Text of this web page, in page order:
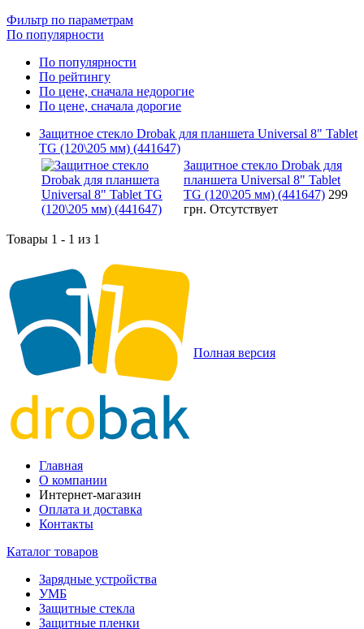
Фильтр по параметрам
По популярности
По популярности
По рейтингу
По цене, сначала недорогие
По цене, сначала дорогие
Защитное стекло Drobak для планшета Universal 8" Tablet
TG (120\205 мм) (441647)
Защитное стекло Drobak для
планшета Universal 8" Tablet
TG (120\205 мм) (441647) 299
грн. Отсутствует
Товары 1 - 1 из 1
Полная версия
Главная
О компании
Интернет-магазин
Оплата и доставка
Контакты
Каталог товаров
Зарядные устройства
УМБ
Защитные стекла
Защитные пленки